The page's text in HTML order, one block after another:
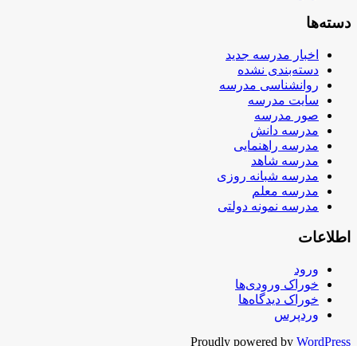
دسته‌ها
اخبار مدرسه جدید
دسته‌بندی نشده
روانشناسی مدرسه
سایت مدرسه
صور مدرسه
مدرسه دانش
مدرسه راهنمایی
مدرسه شاهد
مدرسه شبانه روزی
مدرسه معلم
مدرسه نمونه دولتی
اطلاعات
ورود
خوراک ورودی‌ها
خوراک دیدگاه‌ها
وردپرس
Proudly powered by WordPress